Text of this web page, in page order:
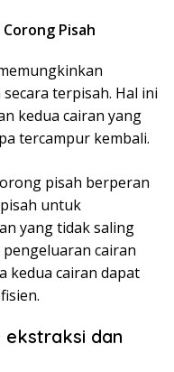
Pisah
terpisah. Hal ini
kedua cairan yang
tercampur kembali.
pisah berperan
untuk
yang tidak saling
cairan
kedua cairan dapat
ekstraksi dan